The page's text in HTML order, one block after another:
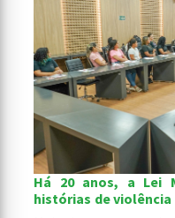
Há 20 anos, a Lei
histórias de